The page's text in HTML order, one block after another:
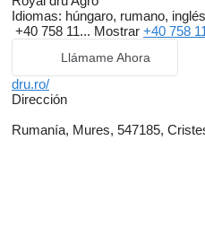
Idiomas: húngaro, rumano, inglés
+40 758 11... Mostrar +40 758
Llámame Ahora
dru.ro/
Dirección
Rumanía, Mures, 547185,